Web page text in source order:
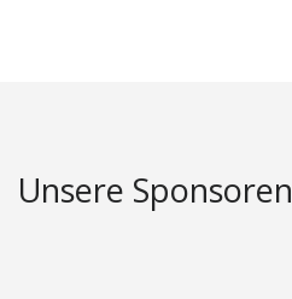
Unsere Sponsoren